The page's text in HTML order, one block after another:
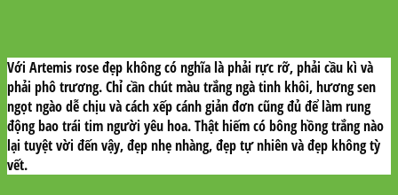
Với Artemis rose đẹp không có nghĩa là phải rực rỡ, phải cầu kì và
phải phô trương. Chỉ cần chút màu trắng ngà tinh khôi, hương sen
ngọt ngào dễ chịu và cách xếp cánh giản đơn cũng đủ để làm rung
động bao trái tim người yêu hoa. Thật hiếm có bông hồng trắng nào
lại tuyệt vời đến vậy, đẹp nhẹ nhàng, đẹp tự nhiên và đẹp không tỳ
vết.